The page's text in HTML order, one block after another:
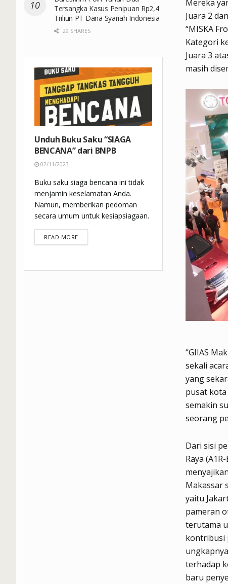
Mereka
Juara 2
“MISKA
Kategori
Juara 3
masih
“GIIAS
sekali
yang
pusat kota
semakin
seorang
Dari sisi
Raya
Makassar
yaitu
pameran
terutama
kontribusi
terhadap
baru
Tersangka Kasus Penipuan Rp2,4
Triliun PT Dana Syariah Indonesia
29 SHARES
Unduh Buku Saku “SIAGA
BENCANA” dari BNPB
02/11/2023
Buku saku siaga bencana ini tidak
menjamin keselamatan Anda.
Namun, memberikan pedoman
secara umum untuk kesiapsiagaan.
READ MOREDETAILS